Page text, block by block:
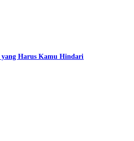
yang Harus Kamu Hindari